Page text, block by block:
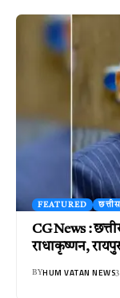
FEATURED
CG News :
राधाकृष्णन,
BYHUM VATAN NEWS